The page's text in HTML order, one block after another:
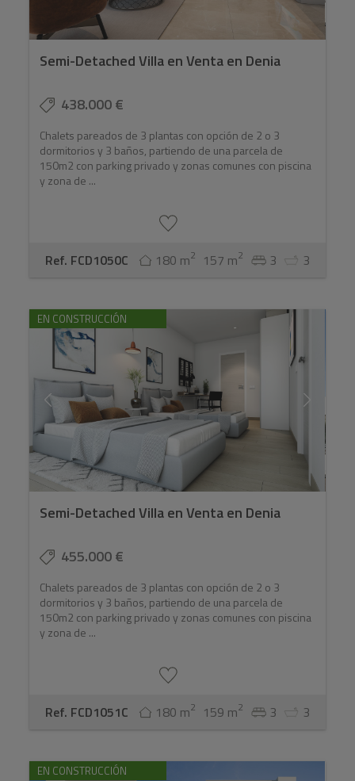
Semi-Detached Villa en Venta en Denia
438.000 €
Chalets pareados de 3 plantas con opción de 2 o 3
dormitorios y 3 baños, partiendo de una parcela de
150m2 con parking privado y zonas comunes con piscina
y zona de ...
Ref. FCD1050C 180 m2 157 m2 3 3
EN CONSTRUCCIÓN
Semi-Detached Villa en Venta en Denia
455.000 €
Chalets pareados de 3 plantas con opción de 2 o 3
dormitorios y 3 baños, partiendo de una parcela de
150m2 con parking privado y zonas comunes con piscina
y zona de ...
Ref. FCD1051C 180 m2 159 m2 3 3
EN CONSTRUCCIÓN